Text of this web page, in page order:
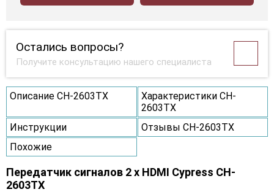
Остались вопросы?
Получите консультацию нашего специалиста
Описание CH-2603TX
Характеристики CH-
2603TX
Инструкции
Отзывы CH-2603TX
Похожие
Передатчик сигналов 2 х HDMI Cypress CH-
2603TX